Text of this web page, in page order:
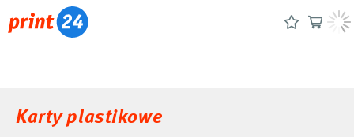
Karty plastikowe